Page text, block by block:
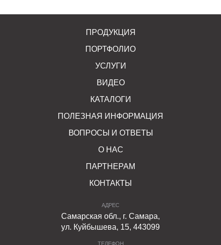
ПРОДУКЦИЯ
ПОРТФОЛИО
УСЛУГИ
ВИДЕО
КАТАЛОГИ
ПОЛЕЗНАЯ ИНФОРМАЦИЯ
ВОПРОСЫ И ОТВЕТЫ
О НАС
ПАРТНЕРАМ
КОНТАКТЫ
АДРЕС
Самарская обл., г. Самара,
ул. Куйбышева, 15, 443099
ТЕЛЕФОН